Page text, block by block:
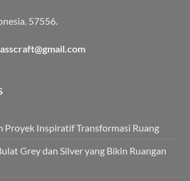
57556.
Proyek Inspiratif Transformasi Ruang
Grey dan Silver yang Bikin Ruangan